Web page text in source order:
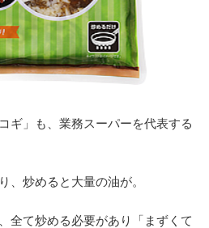
ギ」も、業務スーパーを代表する
、炒めると大量の油が。
全て炒める必要があり「まずくて